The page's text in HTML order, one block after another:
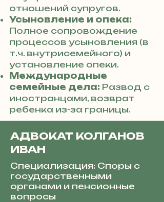
отношений супругов.
Усыновление и опека:
Полное сопровождение
процессов усыновления (в
т.ч. внутрисемейного) и
установление опеки.
Международные
семейные дела: Развод с
иностранцами, возврат
ребенка из-за границы.
АДВОКАТ КОЛГАНОВ
ИВАН
Специализация: Споры с
государственными
органами и пенсионные
вопросы